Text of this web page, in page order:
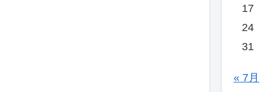
17
24
31
« 7月